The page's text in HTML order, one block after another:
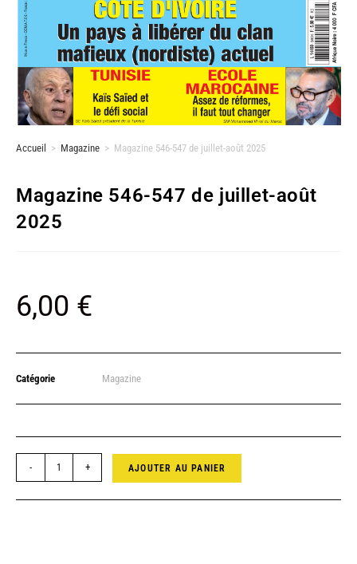
Accueil > Magazine > Magazine 546-547 de juillet-août 2025
Magazine 546-547 de juillet-août
2025
6,00 €
Catégorie Magazine
- + AJOUTER AU PANIER